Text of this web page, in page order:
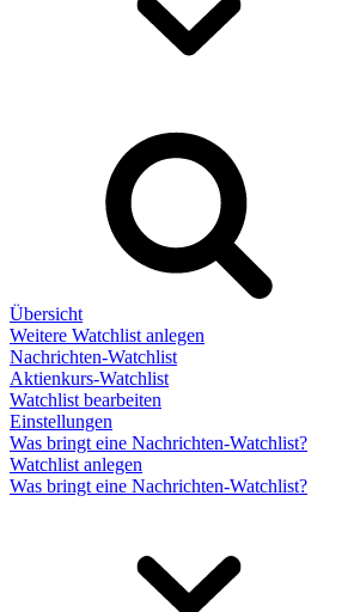
Übersicht
Weitere Watchlist anlegen
Nachrichten-Watchlist
Aktienkurs-Watchlist
Watchlist bearbeiten
Einstellungen
Was bringt eine Nachrichten-Watchlist?
Watchlist anlegen
Was bringt eine Nachrichten-Watchlist?